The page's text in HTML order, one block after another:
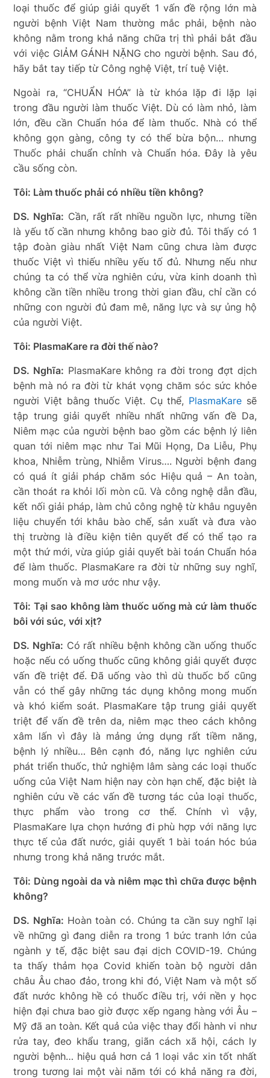
loại thuốc để giúp giải quyết 1 vấn đề rộng lớn mà
người bệnh Việt Nam thường mắc phải, bệnh nào
không nằm trong khả năng chữa trị thì phải bắt đầu
với việc GIẢM GÁNH NẶNG cho người bệnh. Sau đó,
hãy bắt tay tiếp từ Công nghệ Việt, trí tuệ Việt.
Ngoài ra, “CHUẨN HÓA” là từ khóa lặp đi lặp lại
trong đầu người làm thuốc Việt. Dù có làm nhỏ, làm
lớn, đều cần Chuẩn hóa để làm thuốc. Nhà có thể
không gọn gàng, công ty có thể bừa bộn… nhưng
Thuốc phải chuẩn chỉnh và Chuẩn hóa. Đây là yêu
cầu sống còn.
Tôi: Làm thuốc phải có nhiều tiền không?
DS. Nghĩa: Cần, rất rất nhiều nguồn lực, nhưng tiền
là yếu tố cần nhưng không bao giờ đủ. Tôi thấy có 1
tập đoàn giàu nhất Việt Nam cũng chưa làm được
thuốc Việt vì thiếu nhiều yếu tố đủ. Nhưng nếu như
chúng ta có thể vừa nghiên cứu, vừa kinh doanh thì
không cần tiền nhiều trong thời gian đầu, chỉ cần có
những con người đủ đam mê, năng lực và sự ủng hộ
của người Việt.
Tôi: PlasmaKare ra đời thế nào?
DS. Nghĩa: PlasmaKare không ra đời trong đợt dịch
bệnh mà nó ra đời từ khát vọng chăm sóc sức khỏe
người Việt bằng thuốc Việt. Cụ thể, PlasmaKaresẽ
tập trung giải quyết nhiều nhất những vấn đề Da,
Niêm mạc của người bệnh bao gồm các bệnh lý liên
quan tới niêm mạc như Tai Mũi Họng, Da Liễu, Phụ
khoa, Nhiễm trùng, Nhiễm Virus…. Người bệnh đang
có quá ít giải pháp chăm sóc Hiệu quả – An toàn,
cần thoát ra khỏi lối mòn cũ. Và công nghệ dẫn đầu,
kết nối giải pháp, làm chủ công nghệ từ khâu nguyên
liệu chuyển tới khâu bào chế, sản xuất và đưa vào
thị trường là điều kiện tiên quyết để có thể tạo ra
một thứ mới, vừa giúp giải quyết bài toán Chuẩn hóa
để làm thuốc. PlasmaKare ra đời từ những suy nghĩ,
mong muốn và mơ ước như vậy.
Tôi: Tại sao không làm thuốc uống mà cứ làm thuốc
bôi với súc, với xịt?
DS. Nghĩa: Có rất nhiều bệnh không cần uống thuốc
hoặc nếu có uống thuốc cũng không giải quyết được
vấn đề triệt để. Đã uống vào thì dù thuốc bổ cũng
vẫn có thể gây những tác dụng không mong muốn
và khó kiểm soát. PlasmaKare tập trung giải quyết
triệt để vấn đề trên da, niêm mạc theo cách không
xâm lấn vì đây là mảng ứng dụng rất tiềm năng,
bệnh lý nhiều… Bên cạnh đó, năng lực nghiên cứu
phát triển thuốc, thử nghiệm lâm sàng các loại thuốc
uống của Việt Nam hiện nay còn hạn chế, đặc biệt là
nghiên cứu về các vấn đề tương tác của loại thuốc,
thực phẩm vào trong cơ thể. Chính vì vậy,
PlasmaKare lựa chọn hướng đi phù hợp với năng lực
thực tế của đất nước, giải quyết 1 bài toán hóc búa
nhưng trong khả năng trước mắt.
Tôi: Dùng ngoài da và niêm mạc thì chữa được bệnh
không?
DS. Nghĩa: Hoàn toàn có. Chúng ta cần suy nghĩ lại
về những gì đang diễn ra trong 1 bức tranh lớn của
ngành y tế, đặc biệt sau đại dịch COVID-19. Chúng
ta thấy thảm họa Covid khiến toàn bộ người dân
châu Âu chao đảo, trong khi đó, Việt Nam và một số
đất nước không hề có thuốc điều trị, với nền y học
hiện đại chưa bao giờ được xếp ngang hàng với Âu –
Mỹ đã an toàn. Kết quả của việc thay đổi hành vi như
rửa tay, đeo khẩu trang, giãn cách xã hội, cách ly
người bệnh… hiệu quả hơn cả 1 loại vắc xin tốt nhất
trong tương lai một vài năm tới có khả năng ra đời,